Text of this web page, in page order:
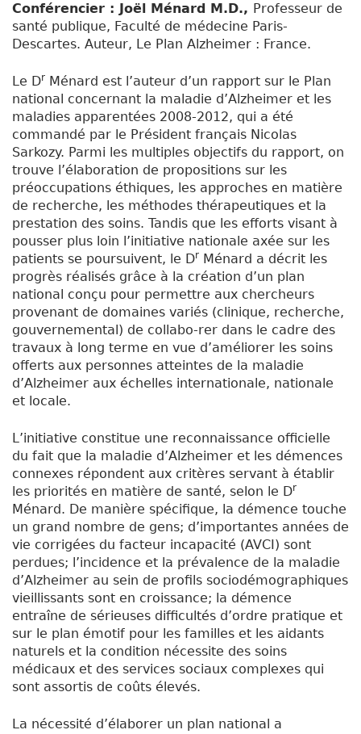
Conférencier : Joël Ménard M.D., Professeur de
santé publique, Faculté de médecine Paris-
Descartes. Auteur, Le Plan Alzheimer : France.
Le Dr Ménard est l’auteur d’un rapport sur le Plan
national concernant la maladie d’Alzheimer et les
maladies apparentées 2008-2012, qui a été
commandé par le Président français Nicolas
Sarkozy. Parmi les multiples objectifs du rapport, on
trouve l’élaboration de propositions sur les
préoccupations éthiques, les approches en matière
de recherche, les méthodes thérapeutiques et la
prestation des soins. Tandis que les efforts visant à
pousser plus loin l’initiative nationale axée sur les
patients se poursuivent, le Dr Ménard a décrit les
progrès réalisés grâce à la création d’un plan
national conçu pour permettre aux chercheurs
provenant de domaines variés (clinique, recherche,
gouvernemental) de collabo-rer dans le cadre des
travaux à long terme en vue d’améliorer les soins
offerts aux personnes atteintes de la maladie
d’Alzheimer aux échelles internationale, nationale
et locale.
L’initiative constitue une reconnaissance officielle
du fait que la maladie d’Alzheimer et les démences
connexes répondent aux critères servant à établir
les priorités en matière de santé, selon le Dr
Ménard. De manière spécifique, la démence touche
un grand nombre de gens; d’importantes années de
vie corrigées du facteur incapacité (AVCI) sont
perdues; l’incidence et la prévalence de la maladie
d’Alzheimer au sein de profils sociodémographiques
vieillissants sont en croissance; la démence
entraîne de sérieuses difficultés d’ordre pratique et
sur le plan émotif pour les familles et les aidants
naturels et la condition nécessite des soins
médicaux et des services sociaux complexes qui
sont assortis de coûts élevés.
La nécessité d’élaborer un plan national a